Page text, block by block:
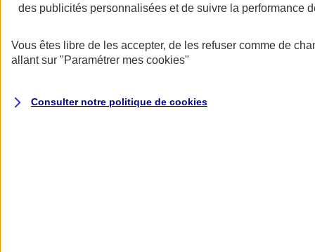
AXA Assurance
des publicités personnalisées et de suivre la performance
Vous êtes libre de les accepter, de les refuser comme de
allant sur "Paramétrer mes cookies"
Consulter notre politique de cookies